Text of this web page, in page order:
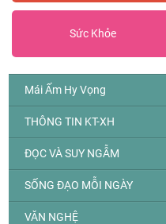
Sức Khỏe
Mái Ấm Hy Vọng
THÔNG TIN KT-XH
ĐỌC VÀ SUY NGẪM
SỐNG ĐẠO MỖI NGÀY
VĂN NGHỆ